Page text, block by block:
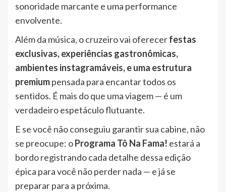
sonoridade marcante e uma performance
envolvente.
Além da música, o cruzeiro vai oferecerfestas
exclusivas, experiências gastronômicas,
ambientes instagramáveis, e uma estrutura
premiumpensada para encantar todos os
sentidos. É mais do que uma viagem — é um
verdadeiro espetáculo flutuante.
E se você não conseguiu garantir sua cabine, não
se preocupe: oPrograma Tô Na Fama! estará a
bordo registrando cada detalhe dessa edição
épica para você não perder nada — e já se
preparar para a próxima.